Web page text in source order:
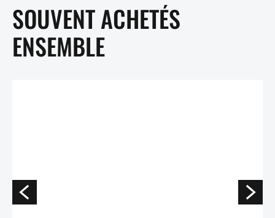
SOUVENT ACHETÉS
ENSEMBLE